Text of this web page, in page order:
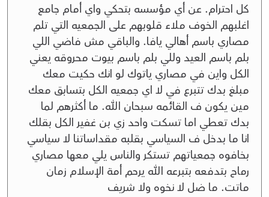
كل احترام. عن أي مؤسسه بتحكي واي أمام جامع
اغلبهم الخوف ملاء قلوبهم على الجمعيه التي تلم
مصاري باسم أهالي يافا. والباقي مش فاضي اللي
بلم باسم العيد وللي بلم باسم بيوت محروقه يعني
الكل واين في مصاري ياتوك لو انك حكيت معك
مبلغ بدك تتبرع في لا اي جمعيه الكل بتسابق معك
مين يكون ف القائمه سبحان الله. ما أكثرهم لما
بدك تعطي اما تسكت واحد زي بن غفير الكل بقلك
انا ما بدخل ف السياسي بقلبه مقداساتنا لا سياسي
بخافوه جمعياتهم تستكر والناس يلي معها مصاري
رماح بتدفعه بتبرعه الله يرحم أمة الإسلام زمان
ماتت. ما ضل لا نخوه ولا شريف